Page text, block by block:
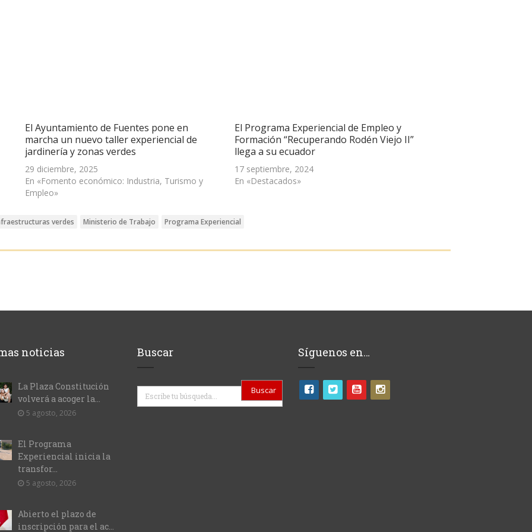
El Ayuntamiento de Fuentes pone en
marcha un nuevo taller experiencial de
jardinería y zonas verdes
29 diciembre, 2025
En «Fomento económico: Industria, Turismo y
Empleo»
El Programa Experiencial de Empleo y
Formación “Recuperando Rodén Viejo II”
llega a su ecuador
17 septiembre, 2024
En «Destacados»
verdes Ministerio de Trabajo Programa Experiencial
noticias
La Plaza Constitución
volverá a acoger la...
5 agosto, 2026
El Programa
Experiencial inicia la
transfor...
5 agosto, 2026
Abierto el plazo de
inscripción para el ac...
Buscar
Buscar
Síguenos en…